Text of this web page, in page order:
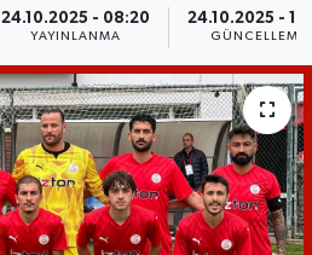
24.10.2025 - 08:20
YAYINLANMA
24.10.2025 -
GÜNCELLEME